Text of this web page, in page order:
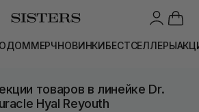
ДОММЕРЧНОВИНКИБЕСТСЕЛЛЕРЫ
товаров в линейке Dr.
Hyal Reyouth